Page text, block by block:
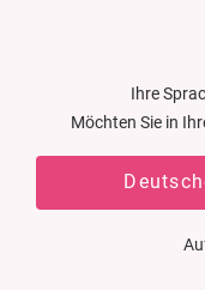
Ihre
Möchten Sie in